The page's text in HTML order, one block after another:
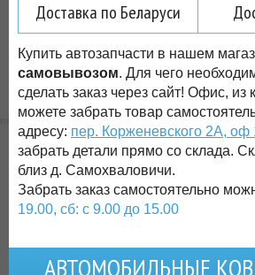
Доставка по Беларуси
Купить автозапчасти в нашем
самовывозом. Для чего
сделать заказ через сайт! Офис, из
можете забрать товар
адресу: пер. Корженевского 2А, оф
забрать детали прямо со склада.
близ д. Самохваловичи.
Забрать заказ самостоятельно
19.00, сб: с 9.00 до 15.00
АВТОМОБИЛЬНЫЕ